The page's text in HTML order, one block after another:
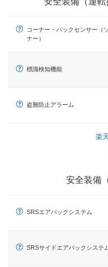
コーナー・バックセンサー（
ナー）
標識検知機能
盗難防止アラーム
楽
安全装備
SRSエアバックシステム
SRSサイドエアバックシステ